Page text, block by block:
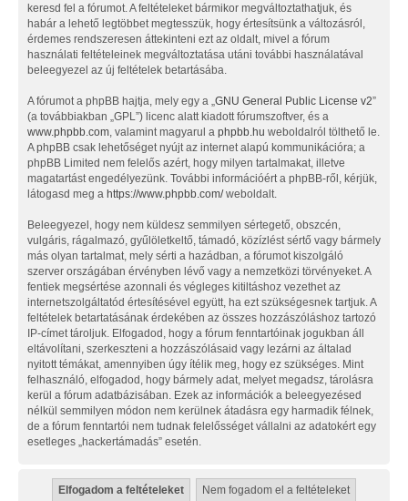
keresd fel a fórumot. A feltételeket bármikor megváltoztathatjuk, és
habár a lehető legtöbbet megtesszük, hogy értesítsünk a változásról,
érdemes rendszeresen áttekinteni ezt az oldalt, mivel a fórum
használati feltételeinek megváltoztatása utáni további használatával
beleegyezel az új feltételek betartásába.
A fórumot a phpBB hajtja, mely egy a „ GNU General Public License v2”
(a továbbiakban „GPL”) licenc alatt kiadott fórumszoftver, és a
www.phpbb.com , valamint magyarul a phpbb.hu weboldalról tölthető le.
A phpBB csak lehetőséget nyújt az internet alapú kommunikációra; a
phpBB Limited nem felelős azért, hogy milyen tartalmakat, illetve
magatartást engedélyezünk. További információért a phpBB-ről, kérjük,
látogasd meg a https://www.phpbb.com/weboldalt.
Beleegyezel, hogy nem küldesz semmilyen sértegető, obszcén,
vulgáris, rágalmazó, gyűlöletkeltő, támadó, közízlést sértő vagy bármely
más olyan tartalmat, mely sérti a hazádban, a fórumot kiszolgáló
szerver országában érvényben lévő vagy a nemzetközi törvényeket. A
fentiek megsértése azonnali és végleges kitiltáshoz vezethet az
internetszolgáltatód értesítésével együtt, ha ezt szükségesnek tartjuk. A
feltételek betartatásának érdekében az összes hozzászóláshoz tartozó
IP-címet tároljuk. Elfogadod, hogy a fórum fenntartóinak jogukban áll
eltávolítani, szerkeszteni a hozzászólásaid vagy lezárni az általad
nyitott témákat, amennyiben úgy ítélik meg, hogy ez szükséges. Mint
felhasználó, elfogadod, hogy bármely adat, melyet megadsz, tárolásra
kerül a fórum adatbázisában. Ezek az információk a beleegyezésed
nélkül semmilyen módon nem kerülnek átadásra egy harmadik félnek,
de a fórum fenntartói nem tudnak felelősséget vállalni az adatokért egy
esetleges „hackertámadás” esetén.